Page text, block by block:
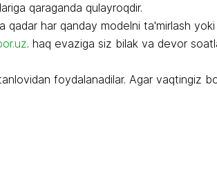
qaraganda qulayroqdir.
qadar har qanday modelni ta'mirlash
. haq evaziga siz bilak va devor
foydalanadilar. Agar vaqtingiz